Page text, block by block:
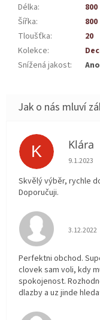
Délka:
800
Šířka:
800
Tloušťka:
20
Kolekce:
Snížená jakost: Ano
K Klára
9.1.2023
Skvělý výběr, rychle
Doporučuji.
3.12.2022
Perfektni obchod.
clovek sam voli, kdy
spokojenost.
dlazby a uz jinde